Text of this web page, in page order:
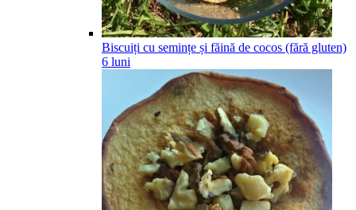
Biscuiți cu semințe și făină de cocos (fără gluten)
6 luni